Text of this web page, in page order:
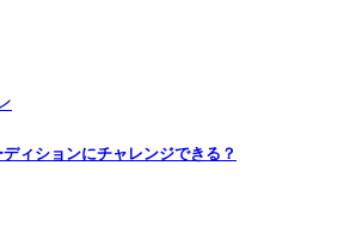
ィションにチャレンジできる？